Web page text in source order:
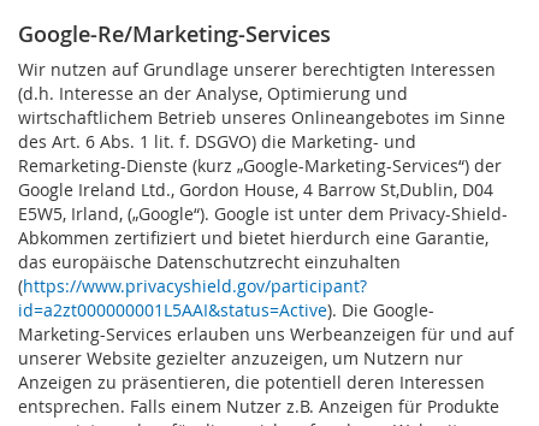
Google-Re/Marketing-Services
Wir nutzen auf Grundlage unserer berechtigten Interessen
(d.h. Interesse an der Analyse, Optimierung und
wirtschaftlichem Betrieb unseres Onlineangebotes im Sinne
des Art. 6 Abs. 1 lit. f. DSGVO) die Marketing- und
Remarketing-Dienste (kurz „Google-Marketing-Services“) der
Google Ireland Ltd., Gordon House, 4 Barrow St,Dublin, D04
E5W5, Irland, („Google“). Google ist unter dem Privacy-Shield-
Abkommen zertifiziert und bietet hierdurch eine Garantie,
das europäische Datenschutzrecht einzuhalten
(https://www.privacyshield.gov/participant?
id=a2zt000000001L5AAI&status=Active). Die Google-
Marketing-Services erlauben uns Werbeanzeigen für und auf
unserer Website gezielter anzuzeigen, um Nutzern nur
Anzeigen zu präsentieren, die potentiell deren Interessen
entsprechen. Falls einem Nutzer z.B. Anzeigen für Produkte